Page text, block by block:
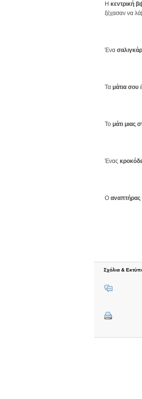
Η κεντρική
ξέχασαν να
Ένα
Τα μάτια σου
Το μάτι μιας
Ένας
Ο αναπτήρας
Σχόλια &